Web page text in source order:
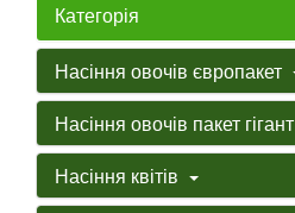
Категорія
Насіння овочів європакет
Насіння овочів пакет гігант
Насіння квітів